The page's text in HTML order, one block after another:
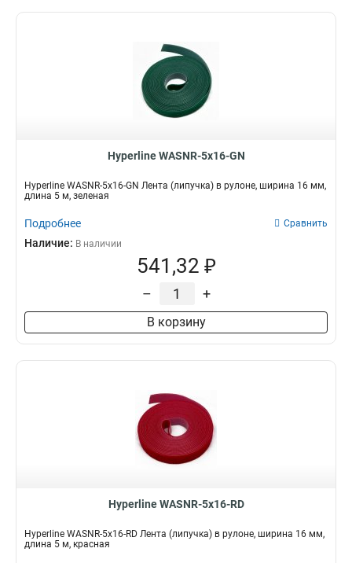
Hyperline WASNR-5x16-GN
Hyperline WASNR-5x16-GN Лента (липучка) в рулоне, ширина 16 мм,
длина 5 м, зеленая
Подробнее Сравнить
Наличие: В наличии
541,32 ₽
– +
В корзину
Hyperline WASNR-5x16-RD
Hyperline WASNR-5x16-RD Лента (липучка) в рулоне, ширина 16 мм,
длина 5 м, красная